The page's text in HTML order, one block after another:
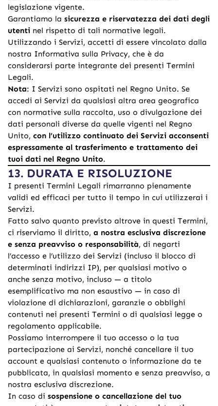
legislazione vigente.
Garantiamo la sicurezza e riservatezza dei dati degli
utenti nel rispetto di tali normative legali.
Utilizzando i Servizi, accetti di essere vincolato dalla
nostra Informativa sulla Privacy, che è da
considerarsi parte integrante dei presenti Termini
Legali.
Nota: I Servizi sono ospitati nel Regno Unito. Se
accedi ai Servizi da qualsiasi altra area geografica
con normative sulla raccolta, uso o divulgazione dei
dati personali diverse da quelle vigenti nel Regno
Unito, con l’utilizzo continuato dei Servizi acconsenti
espressamente al trasferimento e trattamento dei
tuoi dati nel Regno Unito.
13. DURATA E RISOLUZIONE
I presenti Termini Legali rimarranno pienamente
validi ed efficaci per tutto il tempo in cui utilizzerai i
Servizi.
Fatto salvo quanto previsto altrove in questi Termini,
ci riserviamo il diritto, a nostra esclusiva discrezione
e senza preavviso o responsabilità, di negarti
l’accesso e l’utilizzo dei Servizi (incluso il blocco di
determinati indirizzi IP), per qualsiasi motivo o
anche senza motivo, incluso — a titolo
esemplificativo ma non esaustivo — in caso di
violazione di dichiarazioni, garanzie o obblighi
contenuti nei presenti Termini o di qualsiasi legge o
regolamento applicabile.
Possiamo interrompere il tuo accesso o la tua
partecipazione ai Servizi, nonché cancellare il tuo
account e qualsiasi contenuto o informazione da te
pubblicata, in qualsiasi momento e senza preavviso, a
nostra esclusiva discrezione.
In caso di sospensione o cancellazione del tuo